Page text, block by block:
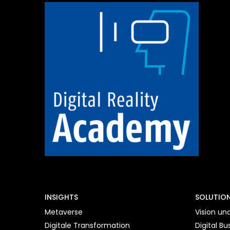
INSIGHTS
Metaverse
Digitale Transformation
Vision
Digital